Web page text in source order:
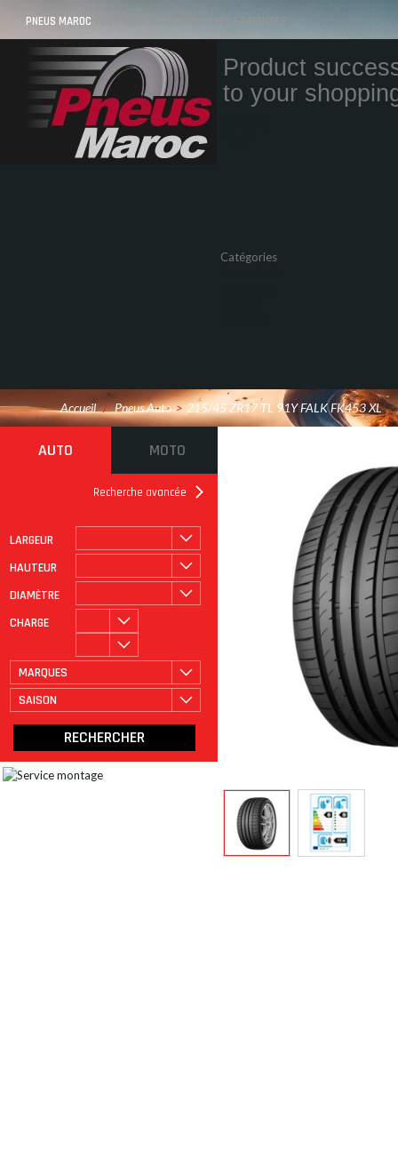
PNEUS MAROC VOS PNEUS AU MAROC LIVRÉS ET MONTÉS
Product
to your
Catégories
Accueil / Pneus Auto > 215/45 ZR17 TL 91Y FALK FK453 XL
AUTO MOTO
Recherche avancée
LARGEUR
HAUTEUR
DIAMÈTRE
CHARGE
MARQUES
SAISON
ROULAGE À PLAT